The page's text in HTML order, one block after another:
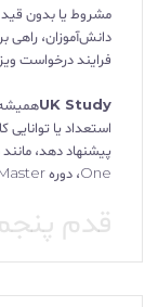
مشروط یا بدون قید
دانش‌آموزان، راهی
فرایند درخواست
UK Studyهمیشه
استعداد یا
One، دوره pre-Master و غیره.
قدم